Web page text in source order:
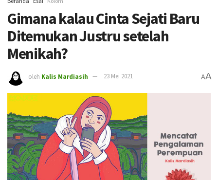
Gimana kalau Cinta Sejati Baru
Ditemukan Justru setelah
Menikah?
oleh Kalis Mardiasih 23 Mei 2021 AA